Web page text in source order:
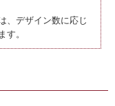
、デザイン数に応じ
す。